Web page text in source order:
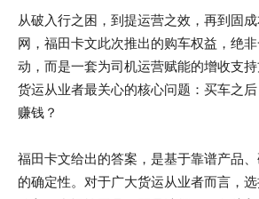
从破入行之困，到提运营之效，再到固
网，福田卡文此次推出的购车权益，绝
动，而是一套为司机运营赋能的增收支
货运从业者最关心的核心问题：买车之
赚钱？
福田卡文给出的答案，是基于靠谱产品
的确定性。对于广大货运从业者而言，